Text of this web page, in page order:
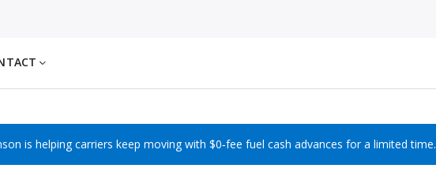
is helping carriers keep moving with $0‑fee fuel cash advances for a limited time.